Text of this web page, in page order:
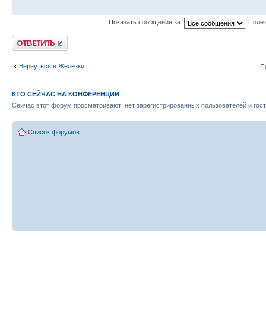
Показать сообщения за: Поле
Ответить
Вернуться в Железки
КТО СЕЙЧАС НА КОНФЕРЕНЦИИ
Сейчас этот форум просматривают: нет зарегистрированных пользователей и
Список форумов